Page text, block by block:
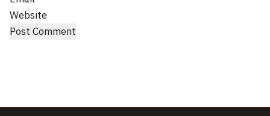
Website